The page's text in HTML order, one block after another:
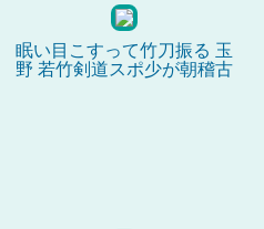
眠い目こすって竹刀振る 玉
野 若竹剣道スポ少が朝稽古